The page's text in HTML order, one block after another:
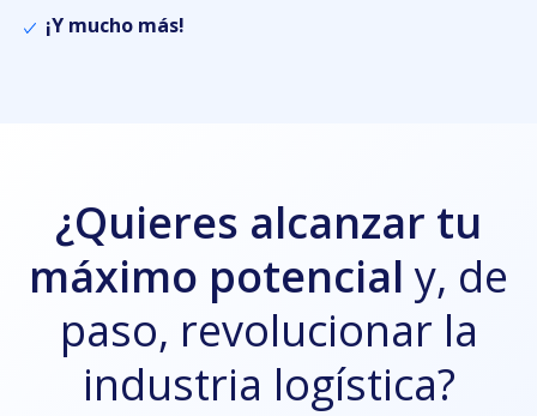
¡Y mucho más!
¿Quieres alcanzar tu
máximo potencialy, de
paso, revolucionar la
industria logística?